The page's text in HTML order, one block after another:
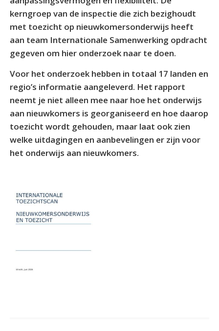
kerngroep van de inspectie die zich bezighoudt
met toezicht op nieuwkomersonderwijs heeft
aan team Internationale Samenwerking opdracht
gegeven om hier onderzoek naar te doen.
Voor het onderzoek hebben in totaal 17 landen en
regio’s informatie aangeleverd. Het rapport
neemt je niet alleen mee naar hoe het onderwijs
aan nieuwkomers is georganiseerd en hoe daarop
toezicht wordt gehouden, maar laat ook zien
welke uitdagingen en aanbevelingen er zijn voor
het onderwijs aan nieuwkomers.